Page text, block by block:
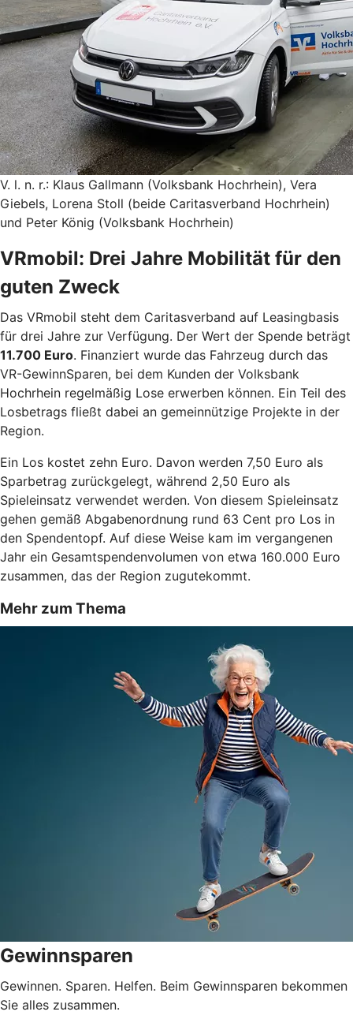
V. l. n. r.: Klaus Gallmann (Volksbank Hochrhein), Vera
Giebels, Lorena Stoll (beide Caritasverband Hochrhein)
und Peter König (Volksbank Hochrhein)
VRmobil: Drei Jahre Mobilität für den
guten Zweck
Das VRmobil steht dem Caritasverband auf Leasingbasis
für drei Jahre zur Verfügung. Der Wert der Spende beträgt
11.700 Euro. Finanziert wurde das Fahrzeug durch das
VR-GewinnSparen, bei dem Kunden der Volksbank
Hochrhein regelmäßig Lose erwerben können. Ein Teil des
Losbetrags fließt dabei an gemeinnützige Projekte in der
Region.
Ein Los kostet zehn Euro. Davon werden 7,50 Euro als
Sparbetrag zurückgelegt, während 2,50 Euro als
Spieleinsatz verwendet werden. Von diesem Spieleinsatz
gehen gemäß Abgabenordnung rund 63 Cent pro Los in
den Spendentopf. Auf diese Weise kam im vergangenen
Jahr ein Gesamtspendenvolumen von etwa 160.000 Euro
zusammen, das der Region zugutekommt.
Mehr zum Thema
Gewinnsparen
Gewinnen. Sparen. Helfen. Beim Gewinnsparen bekommen
Sie alles zusammen.